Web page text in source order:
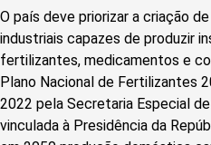
O país deve priorizar a criação
industriais capazes de produzir
fertilizantes, medicamentos e
Plano Nacional de Fertilizantes
2022 pela Secretaria Especial
vinculada à Presidência da